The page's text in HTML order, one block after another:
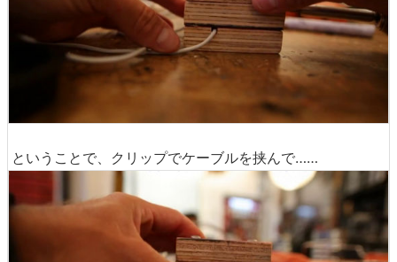
ドックの側面からケーブルが出ていますが、今のままでは
好き勝手に動いてしまいます。